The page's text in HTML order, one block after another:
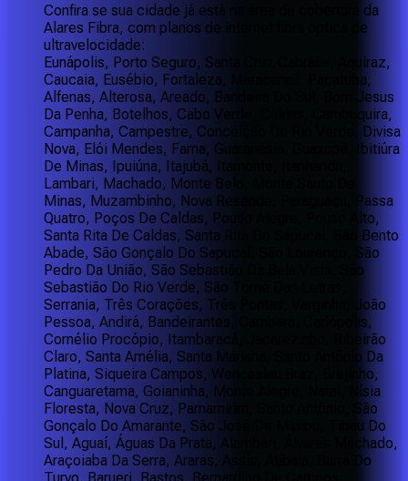
Confira se sua cidade já está na área de cobertura da
Alares Fibra, com planos de internet fibra óptica de
ultravelocidade:
Eunápolis, Porto Seguro, Santa Cruz Cabrália, Aquiraz,
Caucaia, Eusébio, Fortaleza, Maracanaú, Pacatuba,
Alfenas, Alterosa, Areado, Bandeira Do Sul, Bom Jesus
Da Penha, Botelhos, Cabo Verde, Caldas, Cambuquira,
Campanha, Campestre, Conceição Do Rio Verde, Divisa
Nova, Elói Mendes, Fama, Guaranésia, Guaxupé, Ibitiúra
De Minas, Ipuiúna, Itajubá, Itamonte, Itanhandu,
Lambari, Machado, Monte Belo, Monte Santo De
Minas, Muzambinho, Nova Resende, Paraguaçu, Passa
Quatro, Poços De Caldas, Pouso Alegre, Pouso Alto,
Santa Rita De Caldas, Santa Rita Do Sapucaí, São Bento
Abade, São Gonçalo Do Sapucaí, São Lourenço, São
Pedro Da União, São Sebastião Da Bela Vista, São
Sebastião Do Rio Verde, São Tomé Das Letras,
Serrania, Três Corações, Três Pontas, Varginha, João
Pessoa, Andirá, Bandeirantes, Cambará, Carlópolis,
Cornélio Procópio, Itambaracá, Jacarezinho, Ribeirão
Claro, Santa Amélia, Santa Mariana, Santo Antônio Da
Platina, Siqueira Campos, Wenceslau Braz, Brejinho,
Canguaretama, Goianinha, Monte Alegre, Natal, Nísia
Floresta, Nova Cruz, Parnamirim, Santo Antônio, São
Gonçalo Do Amarante, São José De Mipibu, Tibau Do
Sul, Aguaí, Águas Da Prata, Alambari, Álvares Machado,
Araçoiaba Da Serra, Araras, Assis, Atibaia, Barra Do